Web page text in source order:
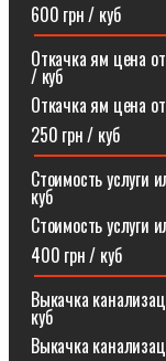
600 грн / куб
Откачка ям
/ куб
Откачка ям цена от
250 грн / куб
Стоимость
куб
Стоимость услуги
400 грн / куб
Выкачка
куб
Выкачка